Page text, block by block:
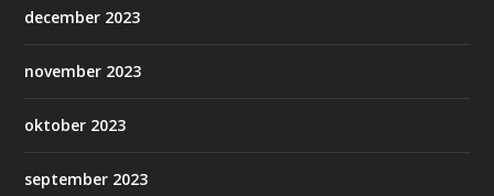
december 2023
november 2023
oktober 2023
september 2023